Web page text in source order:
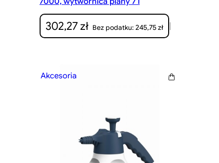
302,27zł Bez podatku: 245,75zł |
Akcesoria